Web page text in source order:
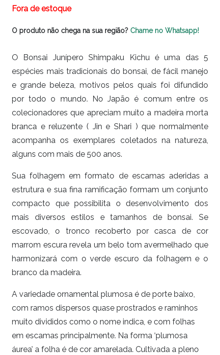
Fora de estoque
O produto não chega na sua região? Chame no Whatsapp!
O Bonsai Junípero Shimpaku Kichu é uma das 5
espécies mais tradicionais do bonsai, de fácil manejo
e grande beleza, motivos pelos quais foi difundido
por todo o mundo. No Japão é comum entre os
colecionadores que apreciam muito a madeira morta
branca e reluzente ( Jin e Shari ) que normalmente
acompanha os exemplares coletados na natureza,
alguns com mais de 500 anos.
Sua folhagem em formato de escamas aderidas a
estrutura e sua fina ramificação formam um conjunto
compacto que possibilita o desenvolvimento dos
mais diversos estilos e tamanhos de bonsai. Se
escovado, o tronco recoberto por casca de cor
marrom escura revela um belo tom avermelhado que
harmonizará com o verde escuro da folhagem e o
branco da madeira.
A variedade ornamental plumosa é de porte baixo,
com ramos dispersos quase prostrados e raminhos
muito divididos como o nome indica, e com folhas
em escamas principalmente. Na forma ‘plumosa
áurea’ a folha é de cor amarelada. Cultivada a pleno